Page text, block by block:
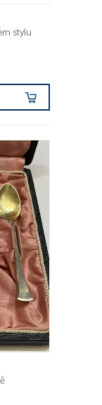
stylu